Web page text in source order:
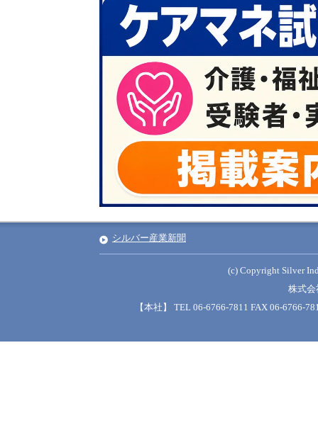
シルバー産業新聞
(c) Copyright Silver
株式会
【本社】 TEL 06-6766-7811 FAX 06-6766-